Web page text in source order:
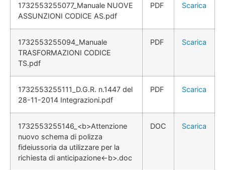
1732553255077_Manuale NUOVE
ASSUNZIONI CODICE AS.pdf
PDF Scarica
1732553255094_Manuale
TRASFORMAZIONI CODICE
TS.pdf
PDF Scarica
1732553255111_D.G.R. n.1447 del
28-11-2014 Integrazioni.pdf
PDF Scarica
1732553255146_<b>Attenzione
nuovo schema di polizza
fideiussoria da utilizzare per la
richiesta di anticipazione<-b>.doc
DOC Scarica